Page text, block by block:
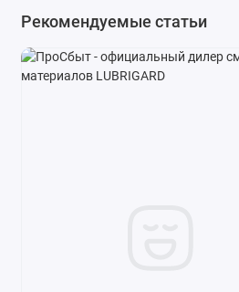
Рекомендуемые статьи